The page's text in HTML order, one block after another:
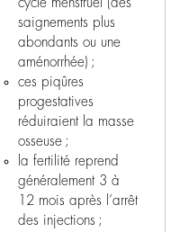
saignements plus
abondants ou une
aménorrhée) ;
ces piqûres
progestatives
réduiraient la masse
osseuse ;
la fertilité reprend
généralement 3 à
12 mois après l’arrêt
des injections ;